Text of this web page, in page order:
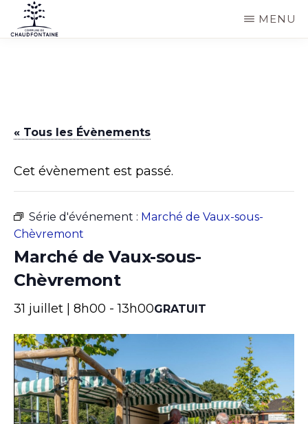
Passer
au
commune
MENU
« Tous les Évènements
Cet évènement est passé.
Série d'événement : Marché de Vaux-sous-
Chèvremont
Marché de Vaux-sous-
Chèvremont
31 juillet | 8h00 -13h00GRATUIT